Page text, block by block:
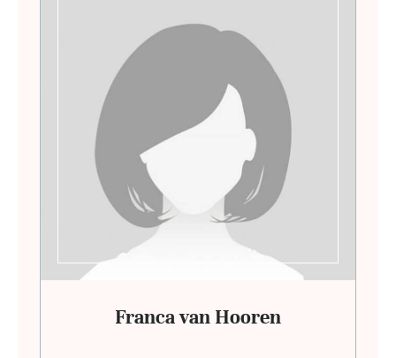
Franca van Hooren